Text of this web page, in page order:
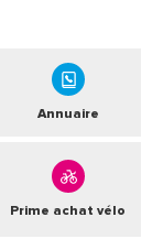
Annuaire
Prime achat vélo